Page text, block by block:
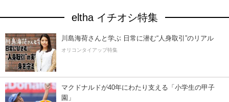
eltha イチオシ特集
川島海荷さんと学ぶ 日常に潜む“人身取引”のリアル
オリコンタイアップ特集
マクドナルドが40年にわたり支える「小学生の甲子
園」